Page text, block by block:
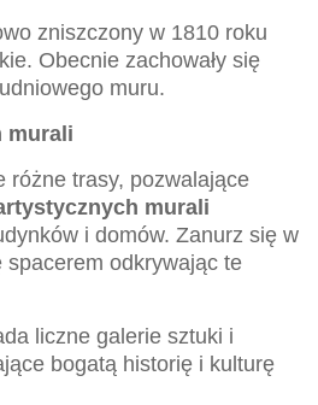
zniszczony w 1810 roku
Obecnie zachowały się
muru.
murali
różne trasy, pozwalające
murali
i domów. Zanurz się w
spacerem odkrywając te
liczne galerie sztuki i
bogatą historię i kulturę